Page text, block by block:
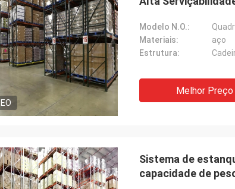
Modelo N.O.:
Materiais:
aço
Estrutura:
Melhor Preço
Sistema de
capacidade de